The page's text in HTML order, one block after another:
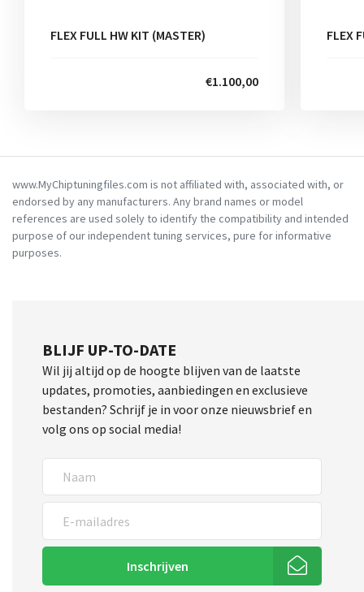
FLEX FULL HW KIT (MASTER)
€1.100,00
FLEX
www.MyChiptuningfiles.com is not affiliated with, associated with, or
endorsed by any manufacturers. Any brand names or model
references are used solely to identify the compatibility and intended
purpose of our independent tuning services, pure for informative
purposes.
BLIJF UP-TO-DATE
Wil jij altijd op de hoogte blijven van de laatste
updates, promoties, aanbiedingen en exclusieve
bestanden? Schrijf je in voor onze nieuwsbrief en
volg ons op social media!
Inschrijven